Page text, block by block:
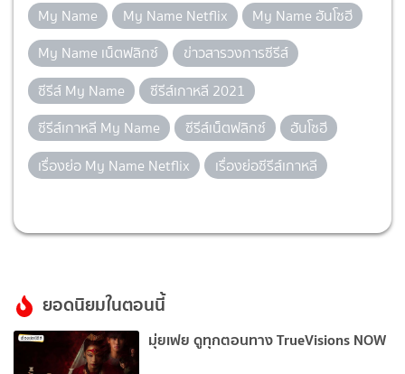
My Name My Name Netflix
My Name ฮันโซฮี
My Name เน็ตฟลิกซ์
ข่าวสารวงการซีรีส์
ซีรีส์ My Name
ซีรีส์เกาหลี 2021
ซีรีส์เกาหลี My Name
ซีรีส์เน็ตฟลิกซ์
ฮันโซฮี
เรื่องย่อ My Name Netflix
เรื่องย่อซีรีส์เกาหลี
ยอดนิยมในตอนนี้
มุ่ยเฟย ดูทุกตอนทาง TrueVisions NOW